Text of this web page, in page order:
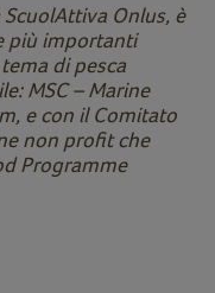
Onlus, è
più importanti
di pesca
MSC – Marine
e con il Comitato
non profit che
Programme